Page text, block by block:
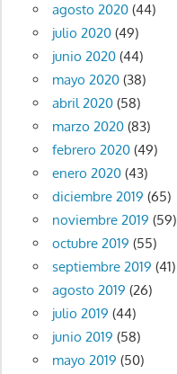
agosto 2020(44)
julio 2020(49)
junio 2020(44)
mayo 2020(38)
abril 2020(58)
marzo 2020(83)
febrero 2020(49)
enero 2020(43)
diciembre 2019 (65)
noviembre 2019 (59)
octubre 2019 (55)
septiembre 2019 (41)
agosto 2019 (26)
julio 2019 (44)
junio 2019 (58)
mayo 2019 (50)